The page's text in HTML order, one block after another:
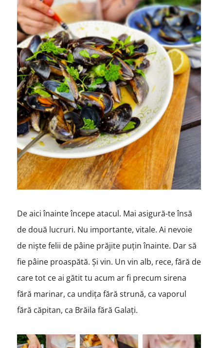
De aici înainte începe atacul. Mai asigură-te însă
de două lucruri. Nu importante, vitale. Ai nevoie
de niște felii de pâine prăjite puțin înainte. Dar să
fie pâine proaspătă. Și vin. Un vin alb, rece, fără de
care tot ce ai gătit tu acum ar fi precum sirena
fără marinar, ca undița fără strună, ca vaporul
fără căpitan, ca Brăila fără Galați.